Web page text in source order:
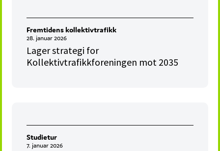
Fremtidens kollektivtrafikk
28. januar 2026
Lager strategi for
Kollektivtrafikkforeningen mot 2035
Studietur
7. januar 2026